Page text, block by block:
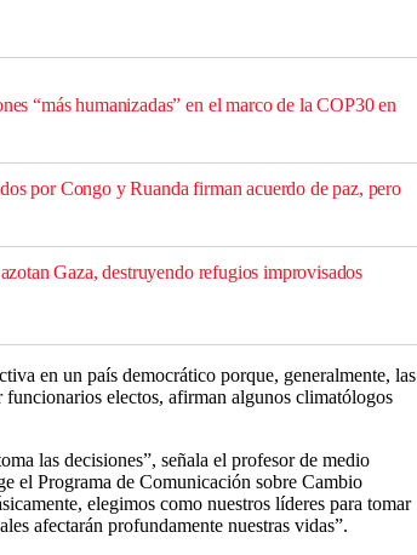
“más humanizadas” en el marco de la COP30 en
por Congo y Ruanda firman acuerdo de paz, pero
Gaza, destruyendo refugios improvisados
en un país democrático porque, generalmente, las
funcionarios electos, afirman algunos climatólogos
las decisiones”, señala el profesor de medio
el Programa de Comunicación sobre Cambio
elegimos como nuestros líderes para tomar
afectarán profundamente nuestras vidas”.